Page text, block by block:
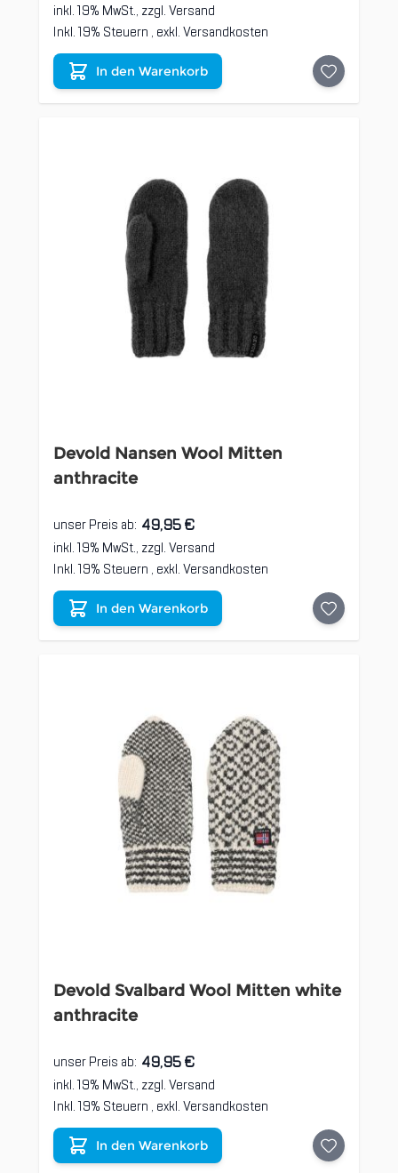
inkl. 19% MwSt., zzgl.Versand
Inkl. 19% Steuern , exkl.Versandkosten
In den Warenkorb
Devold Nansen Wool Mitten
anthracite
unser Preis ab: 49,95 €
inkl. 19% MwSt., zzgl.Versand
Inkl. 19% Steuern , exkl.Versandkosten
In den Warenkorb
Devold Svalbard Wool Mitten white
anthracite
unser Preis ab: 49,95 €
inkl. 19% MwSt., zzgl.Versand
Inkl. 19% Steuern , exkl.Versandkosten
In den Warenkorb